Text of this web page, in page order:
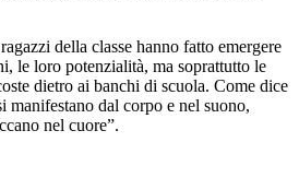
della classe hanno fatto emergere
le loro potenzialità, ma soprattutto le
dietro ai banchi di scuola. Come dice
manifestano dal corpo e nel suono,
nel cuore”.